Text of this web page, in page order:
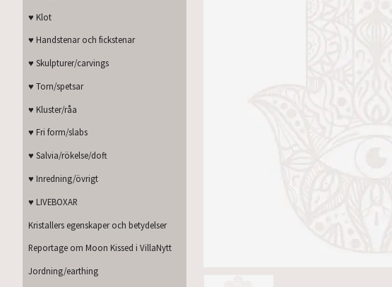
♥ Klot
♥ Handstenar och fickstenar
♥ Skulpturer/carvings
♥ Torn/spetsar
♥ Kluster/råa
♥ Fri form/slabs
♥ Salvia/rökelse/doft
♥ Inredning/övrigt
♥ LIVEBOXAR
Kristallers egenskaper och betydelser
Reportage om Moon Kissed i VillaNytt
Jordning/earthing